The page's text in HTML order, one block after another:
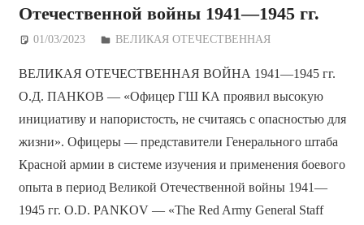
Отечественной войны 1941—1945 гг.
01/03/2023 Дежурный по Редакции
ВЕЛИКАЯ ОТЕЧЕСТВЕННАЯ
ВЕЛИКАЯ ОТЕЧЕСТВЕННАЯ ВОЙНА 1941—1945 гг.
О.Д. ПАНКОВ — «Офицер ГШ КА проявил высокую
инициативу и напористость, не считаясь с опасностью для
жизни». Офицеры — представители Генерального штаба
Красной армии в системе изучения и применения боевого
опыта в период Великой Отечественной войны 1941—
1945 гг. O.D. PANKOV — «The Red Army General Staff